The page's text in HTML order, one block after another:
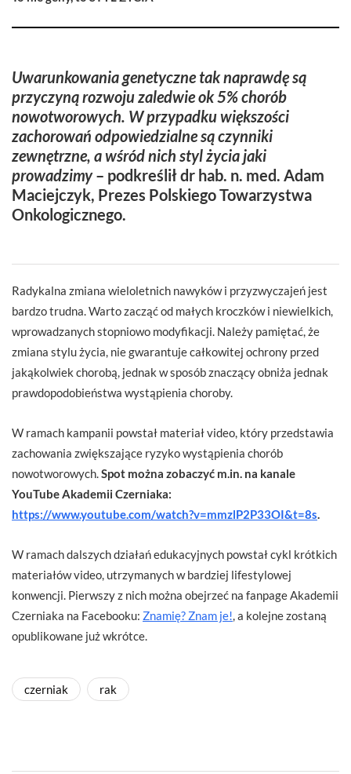
Uwarunkowania genetyczne tak naprawdę są
przyczyną rozwoju zaledwie ok 5% chorób
nowotworowych. W przypadku większości
zachorowań odpowiedzialne są czynniki
zewnętrzne, a wśród nich styl życia jaki
prowadzimy– podkreślił dr hab. n. med. Adam
Maciejczyk, Prezes Polskiego Towarzystwa
Onkologicznego.
Radykalna zmiana wieloletnich nawyków i przyzwyczajeń jest
bardzo trudna. Warto zacząć od małych kroczków i niewielkich,
wprowadzanych stopniowo modyfikacji. Należy pamiętać, że
zmiana stylu życia, nie gwarantuje całkowitej ochrony przed
jakąkolwiek chorobą, jednak w sposób znaczący obniża jednak
prawdopodobieństwa wystąpienia choroby.
W ramach kampanii powstał materiał video, który przedstawia
zachowania zwiększające ryzyko wystąpienia chorób
nowotworowych. Spot można zobaczyć m.in. na kanale
YouTube Akademii Czerniaka:
https://www.youtube.com/watch?v=mmzlP2P33OI&t=8s
W ramach dalszych działań edukacyjnych powstał cykl krótkich
materiałów video, utrzymanych w bardziej lifestylowej
konwencji. Pierwszy z nich można obejrzeć na fanpage Akademii
Czerniaka na Facebooku: Znamię? Znam je! , a kolejne zostaną
opublikowane już wkrótce.
czerniak rak